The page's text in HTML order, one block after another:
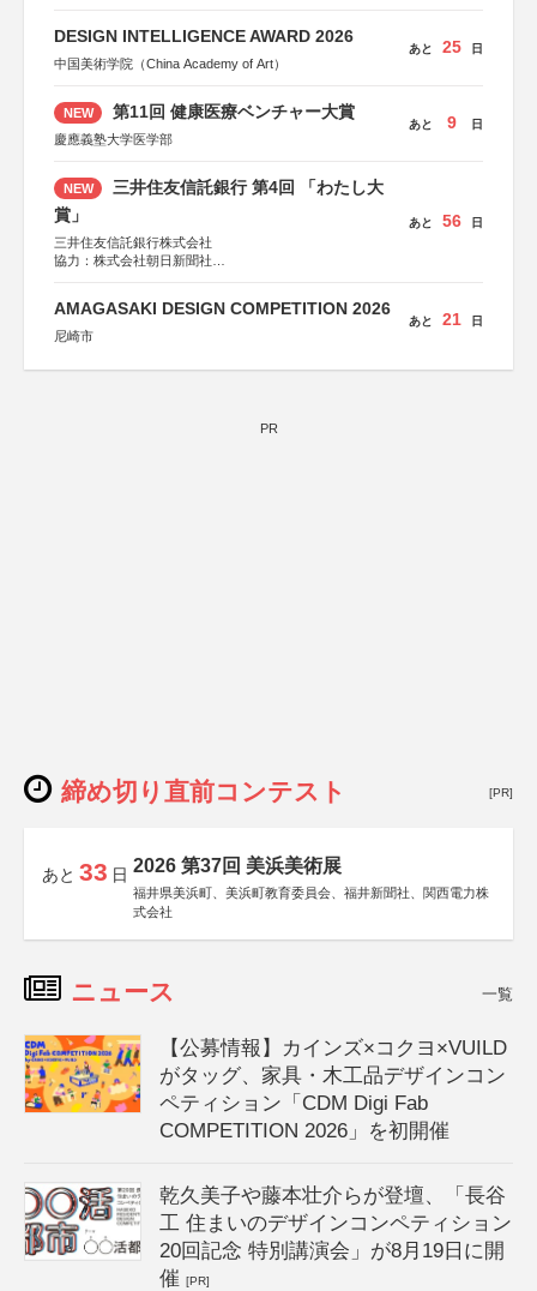
DESIGN INTELLIGENCE AWARD 2026
中国美術学院（China Academy of Art）
あと 25 日
NEW 第11回 健康医療ベンチャー大賞
慶應義塾大学医学部
あと 9 日
NEW
三井住友信託銀行 第4回 「わたし大
賞」
三井住友信託銀行株式会社
協力：株式会社朝日新聞社
あと 56 日
AMAGASAKI DESIGN COMPETITION 2026
尼崎市
あと 21 日
PR
締め切り直前コンテスト [PR]
あと 33 日 2026 第37回 美浜美術展
福井県美浜町、美浜町教育委員会、福井新聞社、関西電力株
式会社
ニュース 一覧
【公募情報】カインズ×コクヨ×VUILD
がタッグ、家具・木工品デザインコン
ペティション「CDM Digi Fab
COMPETITION 2026」を初開催
乾久美子や藤本壮介らが登壇、「長谷
工 住まいのデザインコンペティション
20回記念 特別講演会」が8月19日に開
催[PR]